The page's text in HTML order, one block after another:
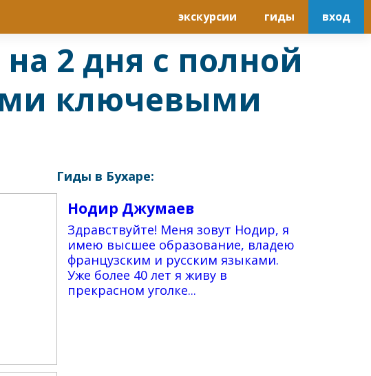
экскурсии гиды вход
2 дня с полной
ключевыми
Гиды в Бухаре:
Нодир Джумаев
Здравствуйте! Меня зовут Нодир, я
имею высшее образование, владею
французским и русским языками.
Уже более 40 лет я живу в
прекрасном уголке...